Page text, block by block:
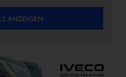
ANZEIGEN